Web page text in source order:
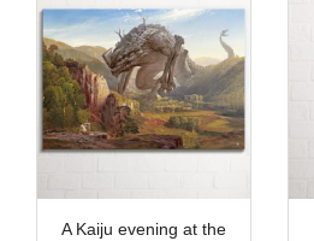
A Kaiju evening at the